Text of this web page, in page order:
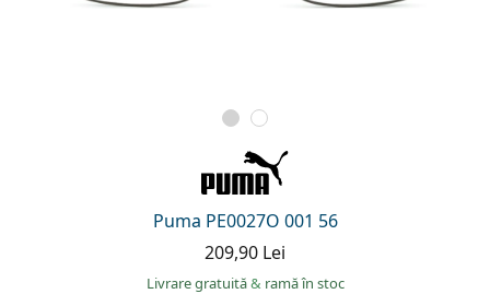
Puma PE0027O 001 56
209,90 Lei
Livrare gratuită& ramă în stoc